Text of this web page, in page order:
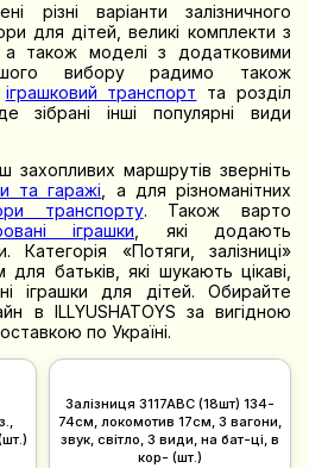
різні варіанти залізничного
для дітей, великі комплекти з
а також моделі з додатковими
вибору радимо також
іграшковий транспорт та розділ
зібрані інші популярні види
маршрутів зверніть
та гаражі , а для різноманітних
транспорту. Також варто
іграшки , які додають
Категорія «Потяги, залізниці»
батьків, які шукають цікаві,
іграшки для дітей. Обирайте
в ILLYUSHATOYS за вигідною
по Україні.
Залізниця 3117ABC (18шт) 134-
74см, локомотив 17см, 3 вагони,
звук, світло, 3 види, на бат-ці, в
кор- (шт.)